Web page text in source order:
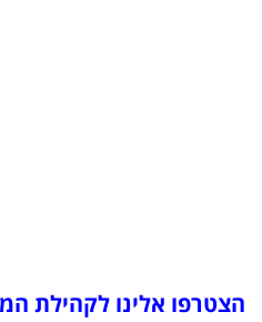
הצטרפו אלינו לקהילת